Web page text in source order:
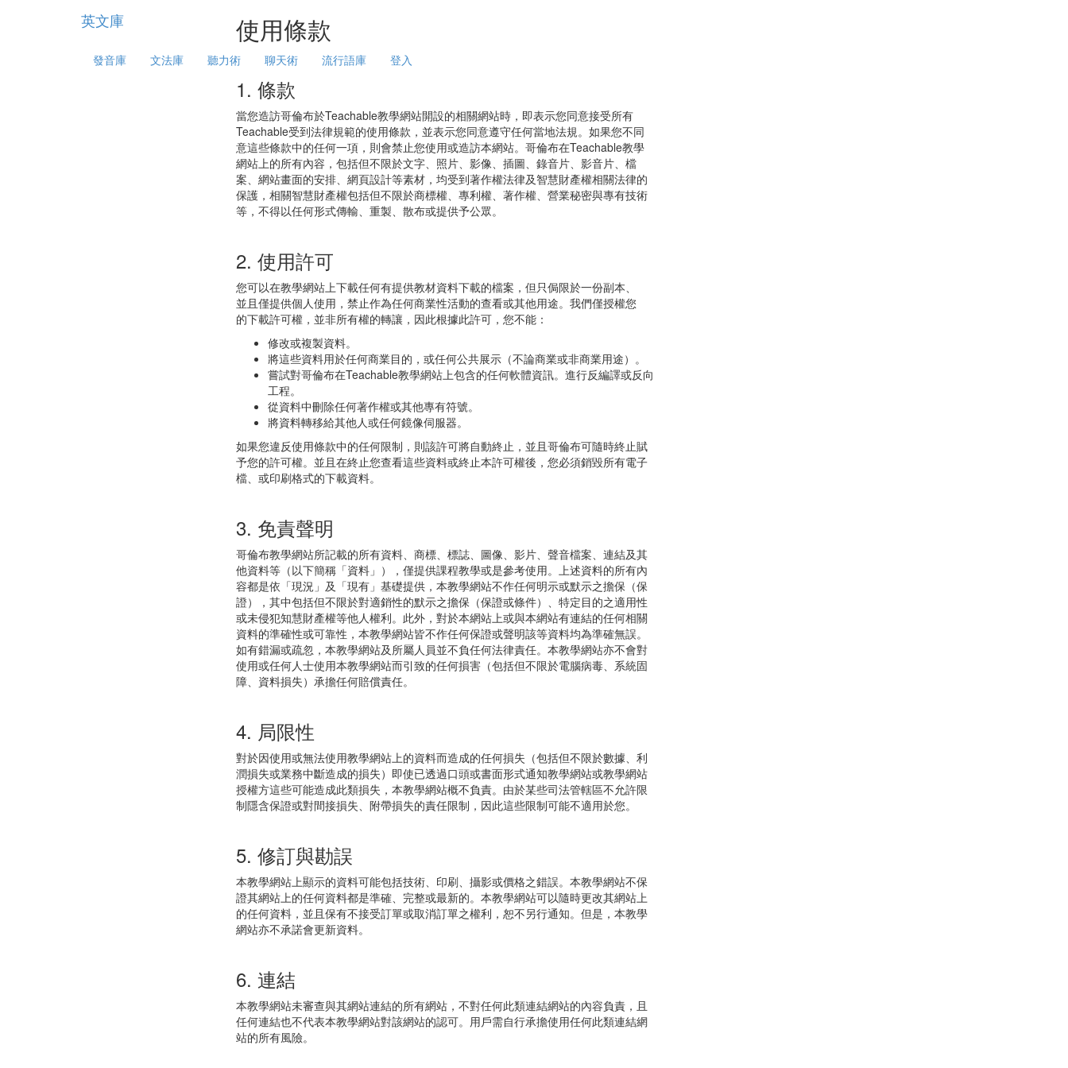
英文庫
發音庫 文法庫 聽力術 聊天術 流行語庫 登入
使用條款
1. 條款
當您造訪哥倫布於Teachable教學網站開設的相關網站時，即表示您同意接受所有
Teachable受到法律規範的使用條款，並表示您同意遵守任何當地法規。如果您不同
意這些條款中的任何一項，則會禁止您使用或造訪本網站。哥倫布在Teachable教學
網站上的所有內容，包括但不限於文字、照片、影像、插圖、錄音片、影音片、檔
案、網站畫面的安排、網頁設計等素材，均受到著作權法律及智慧財產權相關法律的
保護，相關智慧財產權包括但不限於商標權、專利權、著作權、營業秘密與專有技術
等，不得以任何形式傳輸、重製、散布或提供予公眾。
2. 使用許可
您可以在教學網站上下載任何有提供教材資料下載的檔案，但只侷限於一份副本、
並且僅提供個人使用，禁止作為任何商業性活動的查看或其他用途。我們僅授權您
的下載許可權，並非所有權的轉讓，因此根據此許可，您不能：
修改或複製資料。
將這些資料用於任何商業目的，或任何公共展示（不論商業或非商業用途）。
嘗試對哥倫布在Teachable教學網站上包含的任何軟體資訊。進行反編譯或反向
工程。
從資料中刪除任何著作權或其他專有符號。
將資料轉移給其他人或任何鏡像伺服器。
如果您違反使用條款中的任何限制，則該許可將自動終止，並且哥倫布可隨時終止賦
予您的許可權。並且在終止您查看這些資料或終止本許可權後，您必須銷毀所有電子
檔、或印刷格式的下載資料。
3. 免責聲明
哥倫布教學網站所記載的所有資料、商標、標誌、圖像、影片、聲音檔案、連結及其
他資料等（以下簡稱「資料」），僅提供課程教學或是參考使用。上述資料的所有內
容都是依「現況」及「現有」基礎提供，本教學網站不作任何明示或默示之擔保（保
證），其中包括但不限於對適銷性的默示之擔保（保證或條件）、特定目的之適用性
或未侵犯知慧財產權等他人權利。此外，對於本網站上或與本網站有連結的任何相關
資料的準確性或可靠性，本教學網站皆不作任何保證或聲明該等資料均為準確無誤。
如有錯漏或疏忽，本教學網站及所屬人員並不負任何法律責任。本教學網站亦不會對
使用或任何人士使用本教學網站而引致的任何損害（包括但不限於電腦病毒、系統固
障、資料損失）承擔任何賠償責任。
4. 局限性
對於因使用或無法使用教學網站上的資料而造成的任何損失（包括但不限於數據、利
潤損失或業務中斷造成的損失）即使已透過口頭或書面形式通知教學網站或教學網站
授權方這些可能造成此類損失，本教學網站概不負責。由於某些司法管轄區不允許限
制隱含保證或對間接損失、附帶損失的責任限制，因此這些限制可能不適用於您。
5. 修訂與勘誤
本教學網站上顯示的資料可能包括技術、印刷、攝影或價格之錯誤。本教學網站不保
證其網站上的任何資料都是準確、完整或最新的。本教學網站可以隨時更改其網站上
的任何資料，並且保有不接受訂單或取消訂單之權利，恕不另行通知。但是，本教學
網站亦不承諾會更新資料。
6. 連結
本教學網站未審查與其網站連結的所有網站，不對任何此類連結網站的內容負責，且
任何連結也不代表本教學網站對該網站的認可。用戶需自行承擔使用任何此類連結網
站的所有風險。